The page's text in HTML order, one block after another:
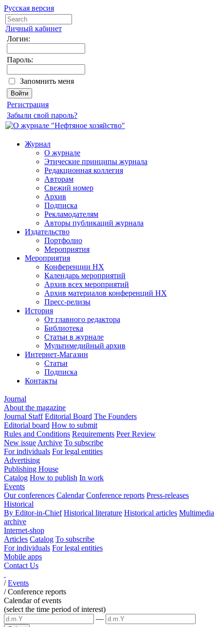
Русская версия
Личный кабинет
Логин:
Пароль:
Запомнить меня
Регистрация
Забыли свой пароль?
Журнал
О журнале
Этические принципы журнала
Редакционная коллегия
Авторам
Свежий номер
Архив
Подписка
Рекламодателям
Авторы публикаций журнала
Издательство
Портфолио
Мероприятия
Мероприятия
Конференции НХ
Календарь мероприятий
Архив всех мероприятий
Архив материалов конференций НХ
Пресс-релизы
История
От главного редактора
Библиотека
Статьи в журнале
Мультимедийный архив
Интернет-Магазин
Статьи
Подписка
Контакты
Journal
About the magazine
Journal Staff Editorial Board The Founders
Editorial board How to submit
Rules and Conditions Requirements Peer Review
New issue Archive To subscribe
For individuals For legal entities
Advertising
Publishing House
Catalog How to publish In work
Events
Our conferences Calendar Conference reports Press-releases
Historical
By Editor-in-Chief Historical literature Historical articles Multimedia
archive
Internet-shop
Articles Catalog To subscribe
For individuals For legal entities
Mobile apps
Contact Us
/Events
/Conference reports
Calendar of events
(select the time period of interest)
—